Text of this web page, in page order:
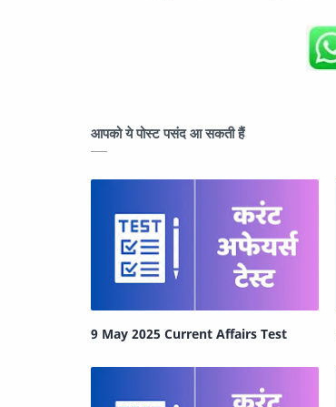
आपको ये पोस्ट पसंद आ सकती हैं
9 May 2025 Current Affairs Test